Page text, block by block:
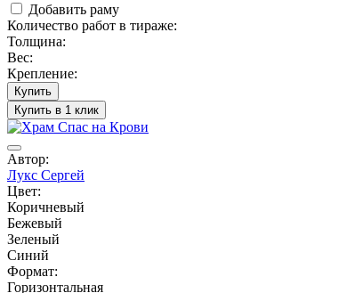
Добавить раму
Количество работ в тираже:
Толщина:
Вес:
Крепление:
Купить
Купить в 1 клик
Автор:
Лукс Сергей
Цвет:
Коричневый
Бежевый
Зеленый
Синий
Формат:
Горизонтальная